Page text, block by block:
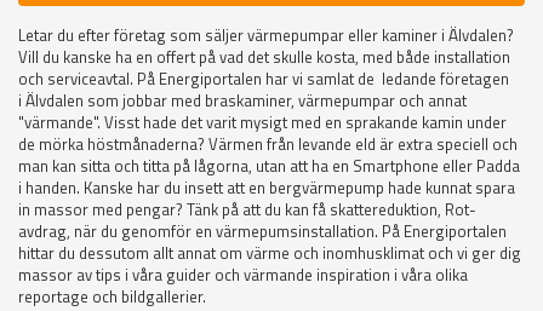
Letar du efter företag som säljer värmepumpar eller kaminer i Älvdalen?
Vill du kanske ha en offert på vad det skulle kosta, med både installation
och serviceavtal. På Energiportalen har vi samlat de ledande företagen
i Älvdalen som jobbar med braskaminer, värmepumpar och annat
"värmande". Visst hade det varit mysigt med en sprakande kamin under
de mörka höstmånaderna? Värmen från levande eld är extra speciell och
man kan sitta och titta på lågorna, utan att ha en Smartphone eller Padda
i handen. Kanske har du insett att en bergvärmepump hade kunnat spara
in massor med pengar? Tänk på att du kan få skattereduktion, Rot-
avdrag, när du genomför en värmepumsinstallation. På Energiportalen
hittar du dessutom allt annat om värme och inomhusklimat och vi ger dig
massor av tips i våra guider och värmande inspiration i våra olika
reportage och bildgallerier.